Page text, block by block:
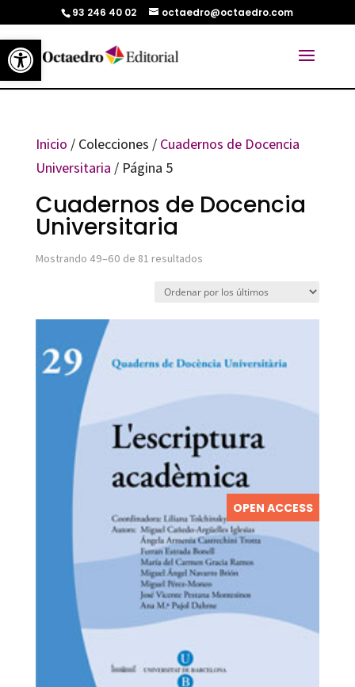
Abrir barra de herramientas
93 246 40 02 octaedro@octaedro.com
Inicio / Colecciones / Cuadernos de Docencia
Universitaria / Página 5
Cuadernos de Docencia
Universitaria
Mostrando 49–60 de 81 resultadosOrdenado
OPEN ACCESS